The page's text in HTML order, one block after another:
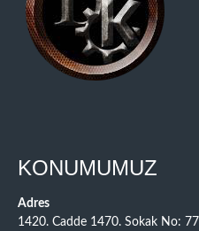
KONUMUMUZ
Adres
1420. Cadde 1470. Sokak No: 77